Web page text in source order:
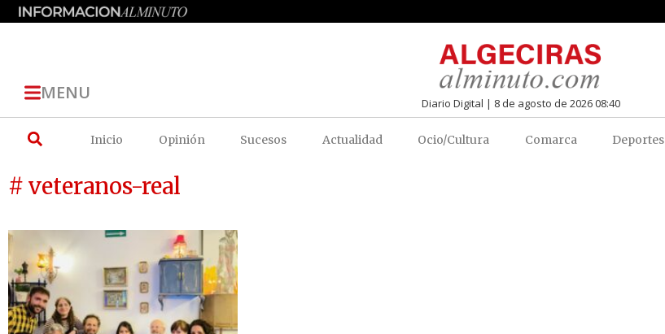
MENU Diario Digital | 8 de agosto de 2026 08:40
Inicio Opinión Sucesos Actualidad Ocio/Cultura Comarca Deportes
# veteranos-real